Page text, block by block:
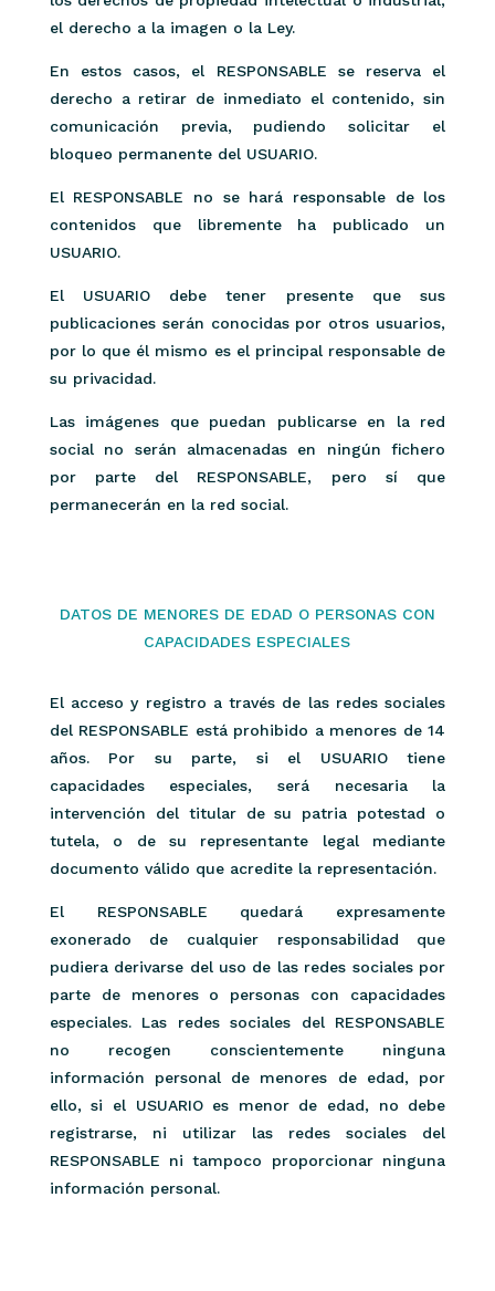
el derecho a la imagen o la Ley.
En estos casos, el RESPONSABLE se reserva el
derecho a retirar de inmediato el contenido, sin
comunicación previa, pudiendo solicitar el
bloqueo permanente del USUARIO.
El RESPONSABLE no se hará responsable de los
contenidos que libremente ha publicado un
USUARIO.
El USUARIO debe tener presente que sus
publicaciones serán conocidas por otros usuarios,
por lo que él mismo es el principal responsable de
su privacidad.
Las imágenes que puedan publicarse en la red
social no serán almacenadas en ningún fichero
por parte del RESPONSABLE, pero sí que
permanecerán en la red social.
DATOS DE MENORES DE EDAD O PERSONAS CON
CAPACIDADES ESPECIALES
El acceso y registro a través de las redes sociales
del RESPONSABLE está prohibido a menores de 14
años. Por su parte, si el USUARIO tiene
capacidades especiales, será necesaria la
intervención del titular de su patria potestad o
tutela, o de su representante legal mediante
documento válido que acredite la representación.
El RESPONSABLE quedará expresamente
exonerado de cualquier responsabilidad que
pudiera derivarse del uso de las redes sociales por
parte de menores o personas con capacidades
especiales. Las redes sociales del RESPONSABLE
no recogen conscientemente ninguna
información personal de menores de edad, por
ello, si el USUARIO es menor de edad, no debe
registrarse, ni utilizar las redes sociales del
RESPONSABLE ni tampoco proporcionar ninguna
información personal.